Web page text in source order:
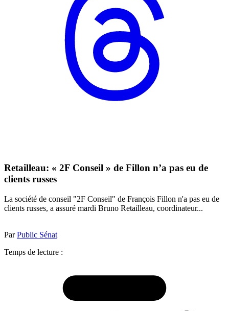
Retailleau: « 2F Conseil » de Fillon n’a pas eu de
clients russes
La société de conseil "2F Conseil" de François Fillon n'a pas eu de
clients russes, a assuré mardi Bruno Retailleau, coordinateur...
ParPublic Sénat
Temps de lecture :